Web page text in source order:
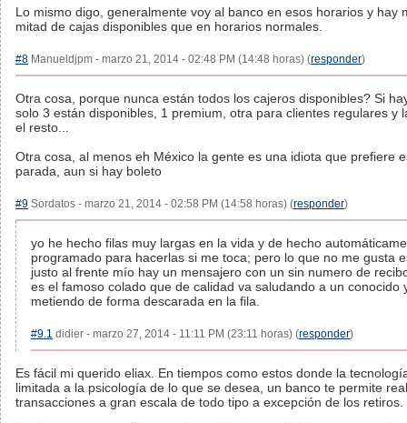
Lo mismo digo, generalmente voy al banco en esos horarios y hay
mitad de cajas disponibles que en horarios normales.
#8 Manueldjpm - marzo 21, 2014 - 02:48 PM (14:48 horas) (responder)
Otra cosa, porque nunca están todos los cajeros disponibles? Si
solo 3 están disponibles, 1 premium, otra para clientes regulares y
el resto...
Otra cosa, al menos eh México la gente es una idiota que prefiere
parada, aun si hay boleto
#9 Sordatos - marzo 21, 2014 - 02:58 PM (14:58 horas) (responder)
yo he hecho filas muy largas en la vida y de hecho
programado para hacerlas si me toca; pero lo que no me gusta
justo al frente mío hay un mensajero con un sin numero de
es el famoso colado que de calidad va saludando a un conocido
metiendo de forma descarada en la fila.
#9.1 didier - marzo 27, 2014 - 11:11 PM (23:11 horas) (responder)
Es fácil mi querido eliax. En tiempos como estos donde la
limitada a la psicología de lo que se desea, un banco te permite
transacciones a gran escala de todo tipo a excepción de los retiros.